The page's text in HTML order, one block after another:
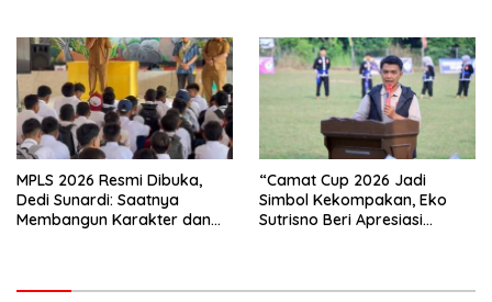
MPLS 2026 Resmi Dibuka,
Dedi Sunardi: Saatnya
Membangun Karakter dan
“Camat Cup 2026 Jadi
Simbol Kekompakan, Eko
Sutrisno Beri Apresiasi